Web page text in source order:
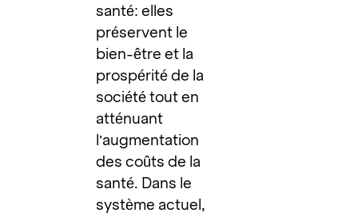
santé: elles
préservent le
bien-être et la
prospérité de la
société tout en
atténuant
l’augmentation
des coûts de la
santé. Dans le
système actuel,